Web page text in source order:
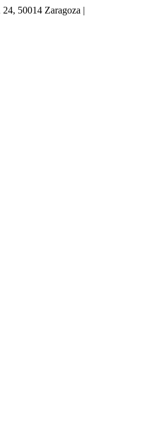
50014 Zaragoza |